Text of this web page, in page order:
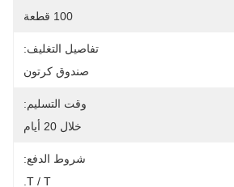
100 قطعة
تفاصيل التغليف:
صندوق كرتون
وقت التسليم:
خلال 20 أيام
شروط الدفع:
T / T.